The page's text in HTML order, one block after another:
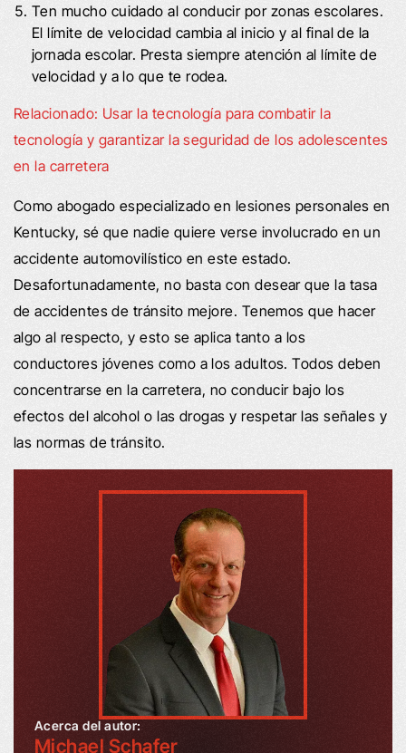
Ten mucho cuidado al conducir por zonas escolares.
El límite de velocidad cambia al inicio y al final de la
jornada escolar. Presta siempre atención al límite de
velocidad y a lo que te rodea.
Relacionado: Usar la tecnología para combatir la
tecnología y garantizar la seguridad de los adolescentes
en la carretera
Como abogado especializado en lesiones personales en
Kentucky, sé que nadie quiere verse involucrado en un
accidente automovilístico en este estado.
Desafortunadamente, no basta con desear que la tasa
de accidentes de tránsito mejore. Tenemos que hacer
algo al respecto, y esto se aplica tanto a los
conductores jóvenes como a los adultos. Todos deben
concentrarse en la carretera, no conducir bajo los
efectos del alcohol o las drogas y respetar las señales y
las normas de tránsito.
Acerca del autor:
Michael Schafer